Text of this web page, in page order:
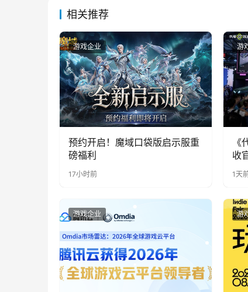
相关推荐
游戏企业
预约开启！魔域口袋版启示服重
磅福利
17小时前
游
收
实
1天
游戏企业 游